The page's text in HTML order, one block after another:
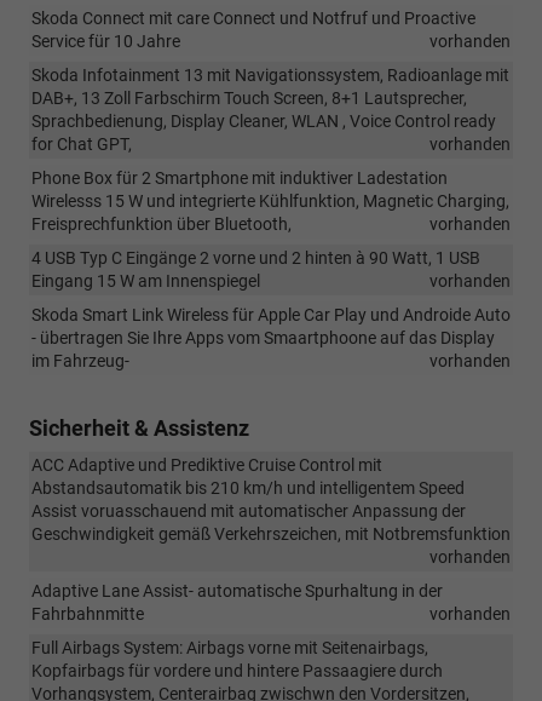
Skoda Connect mit care Connect und Notfruf und Proactive
Service für 10 Jahre
vorhanden
Skoda Infotainment 13 mit Navigationssystem, Radioanlage mit
DAB+, 13 Zoll Farbschirm Touch Screen, 8+1 Lautsprecher,
Sprachbedienung, Display Cleaner, WLAN , Voice Control ready
for Chat GPT,
vorhanden
Phone Box für 2 Smartphone mit induktiver Ladestation
Wirelesss 15 W und integrierte Kühlfunktion, Magnetic Charging,
Freisprechfunktion über Bluetooth,
vorhanden
4 USB Typ C Eingänge 2 vorne und 2 hinten à 90 Watt, 1 USB
Eingang 15 W am Innenspiegel
vorhanden
Skoda Smart Link Wireless für Apple Car Play und Androide Auto
- übertragen Sie Ihre Apps vom Smaartphoone auf das Display
im Fahrzeug-
vorhanden
Sicherheit & Assistenz
ACC Adaptive und Prediktive Cruise Control mit
Abstandsautomatik bis 210 km/h und intelligentem Speed
Assist voruasschauend mit automatischer Anpassung der
Geschwindigkeit gemäß Verkehrszeichen, mit Notbremsfunktion
vorhanden
Adaptive Lane Assist- automatische Spurhaltung in der
Fahrbahnmitte
vorhanden
Full Airbags System: Airbags vorne mit Seitenairbags,
Kopfairbags für vordere und hintere Passaagiere durch
Vorhangsystem, Centerairbag zwischwn den Vordersitzen,